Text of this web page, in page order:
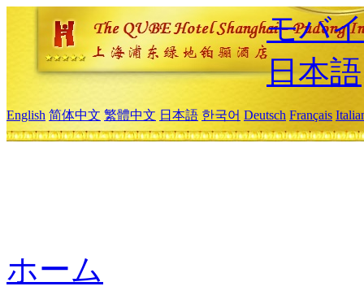
モバ
日本語
English 简体中文 繁體中文 日本語 한국어 Deutsch Français
ホーム